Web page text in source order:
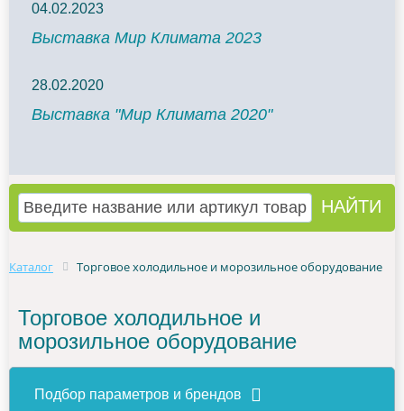
04.02.2023
Выставка Мир Климата 2023
28.02.2020
Выставка "Мир Климата 2020"
Каталог Торговое холодильное и морозильное оборудование
Торговое холодильное и
морозильное оборудование
Подбор параметров и брендов